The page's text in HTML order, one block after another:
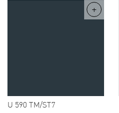
U 590 TM/ST7